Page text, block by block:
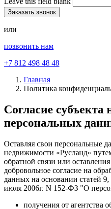
или
позвонить нам
+7 812 498 48 48
Главная
Политика
Согласие субъекта
персональных
Оставляя свои персональные
недвижимости «Русланд»
обратной связи или
добровольное согласие на
данных на основании статей
июля 2006г. N 152-ФЗ "О
получения от агентства